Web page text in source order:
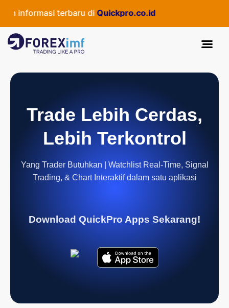
informasi terbaru diQuickpro.co.id
Trade Lebih Cerdas,
Lebih Terkontrol
Yang Trader Butuhkan | Watchlist Real-Time, Signal
Trading, & Chart Interaktif dalam satu aplikasi
Download QuickPro Apps Sekarang!